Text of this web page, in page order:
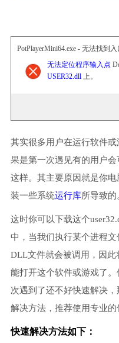
PotPlayerMini64.exe - 无法找到入
无法定位程序输入点
USER32.dll上。
其实很多用户在运行软件
果是第一次遇见有的用户
这样。其主要原因就是你
装一些系统运行库所导致的
这时你可以下载这个
中，当我们执行某个进程文
DLL文件就会被调用，因
能打开这个软件或游戏了
次遇到了还不好快速解决
解决方法，推荐使用专业的
快速解决方法如下：